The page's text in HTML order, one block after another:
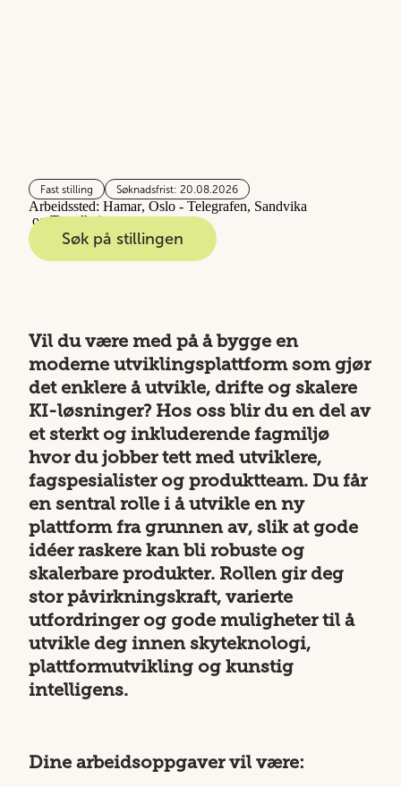
Fast stilling Søknadsfrist: 20.08.2026
Arbeidssted: Hamar, Oslo - Telegrafen, Sandvika
og Trondheim
Søk på stillingen
Vil du være med på å bygge en
moderne utviklingsplattform som gjør
det enklere å utvikle, drifte og skalere
KI-løsninger? Hos oss blir du en del av
et sterkt og inkluderende fagmiljø
hvor du jobber tett med utviklere,
fagspesialister og produktteam. Du får
en sentral rolle i å utvikle en ny
plattform fra grunnen av, slik at gode
idéer raskere kan bli robuste og
skalerbare produkter. Rollen gir deg
stor påvirkningskraft, varierte
utfordringer og gode muligheter til å
utvikle deg innen skyteknologi,
plattformutvikling og kunstig
intelligens.
Dine arbeidsoppgaver vil være: